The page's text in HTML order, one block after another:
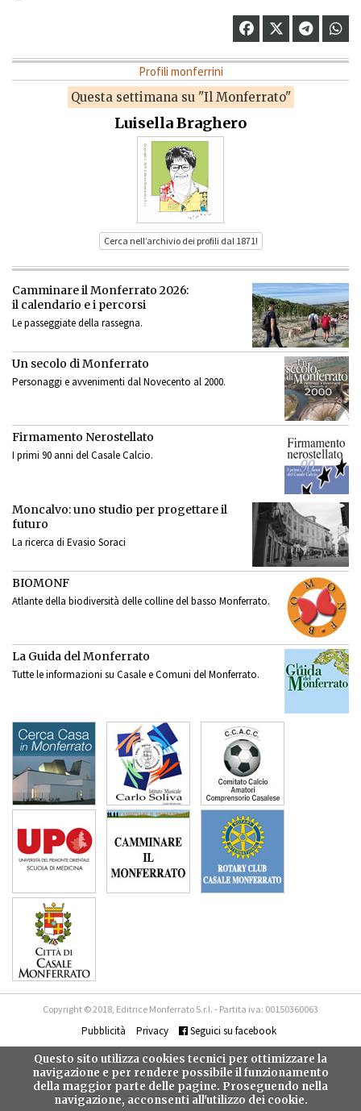
Profili monferrini
Questa settimana su "Il Monferrato"
Luisella Braghero
Cerca nell’archivio dei profili dal 1871!
Camminare il Monferrato 2026:
il calendario e i percorsi
Le passeggiate della rassegna.
Un secolo di Monferrato
Personaggi e avvenimenti dal Novecento al 2000.
Firmamento Nerostellato
I primi 90 anni del Casale Calcio.
Moncalvo: uno studio per progettare il
futuro
La ricerca di Evasio Soraci
BIOMONF
Atlante della biodiversità delle colline del basso Monferrato.
La Guida del Monferrato
Tutte le informazioni su Casale e Comuni del Monferrato.
Copyright © 2018, Editrice Monferrato S.r.l. - Partita iva: 00150360063
Pubblicità Privacy Seguici su facebook
Questo sito utilizza cookies tecnici per ottimizzare la
navigazione e per rendere possibile il funzionamento
della maggior parte delle pagine. Proseguendo nella
navigazione, acconsenti all'utilizzo dei cookie.